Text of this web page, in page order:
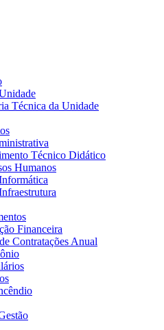
Técnica da Unidade
Técnico Didático
Humanos
Financeira
Contratações Anual